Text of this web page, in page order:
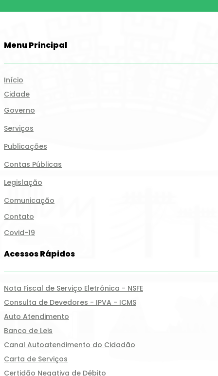
Menu Principal
Início
Cidade
Governo
Serviços
Publicações
Contas Públicas
Legislação
Comunicação
Contato
Covid-19
Acessos Rápidos
Nota Fiscal de Serviço Eletrônica - NSFE
Consulta de Devedores - IPVA - ICMS
Auto Atendimento
Banco de Leis
Canal Autoatendimento do Cidadão
Carta de Serviços
Certidão Negativa de Débito